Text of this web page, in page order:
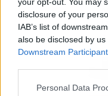
disclosure of your
IAB’s list of
also be disclosed by
Downstream
Personal Data